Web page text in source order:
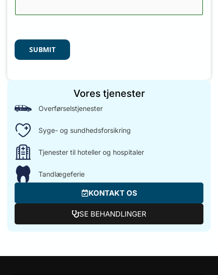
SUBMIT
Vores tjenester
Overførselstjenester
Syge- og sundhedsforsikring
Tjenester til hoteller og hospitaler
Tandlægeferie
KONTAKT OS
SE BEHANDLINGER